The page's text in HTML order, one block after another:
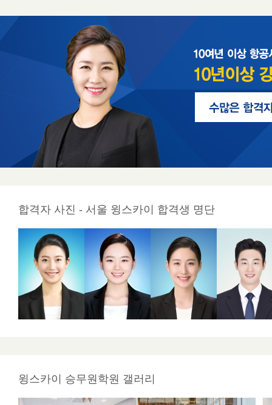
합격자 사진 - 서울 윙스카이 합격생 명단
윙스카이 승무원학원 갤러리